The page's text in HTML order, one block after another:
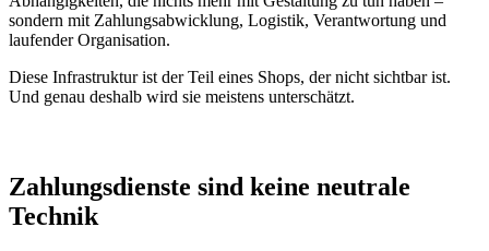
sondern mit Zahlungsabwicklung, Logistik, Verantwortung und
laufender Organisation.
Diese Infrastruktur ist der Teil eines Shops, der nicht sichtbar ist.
Und genau deshalb wird sie meistens unterschätzt.
Zahlungsdienste sind keine neutrale
Technik